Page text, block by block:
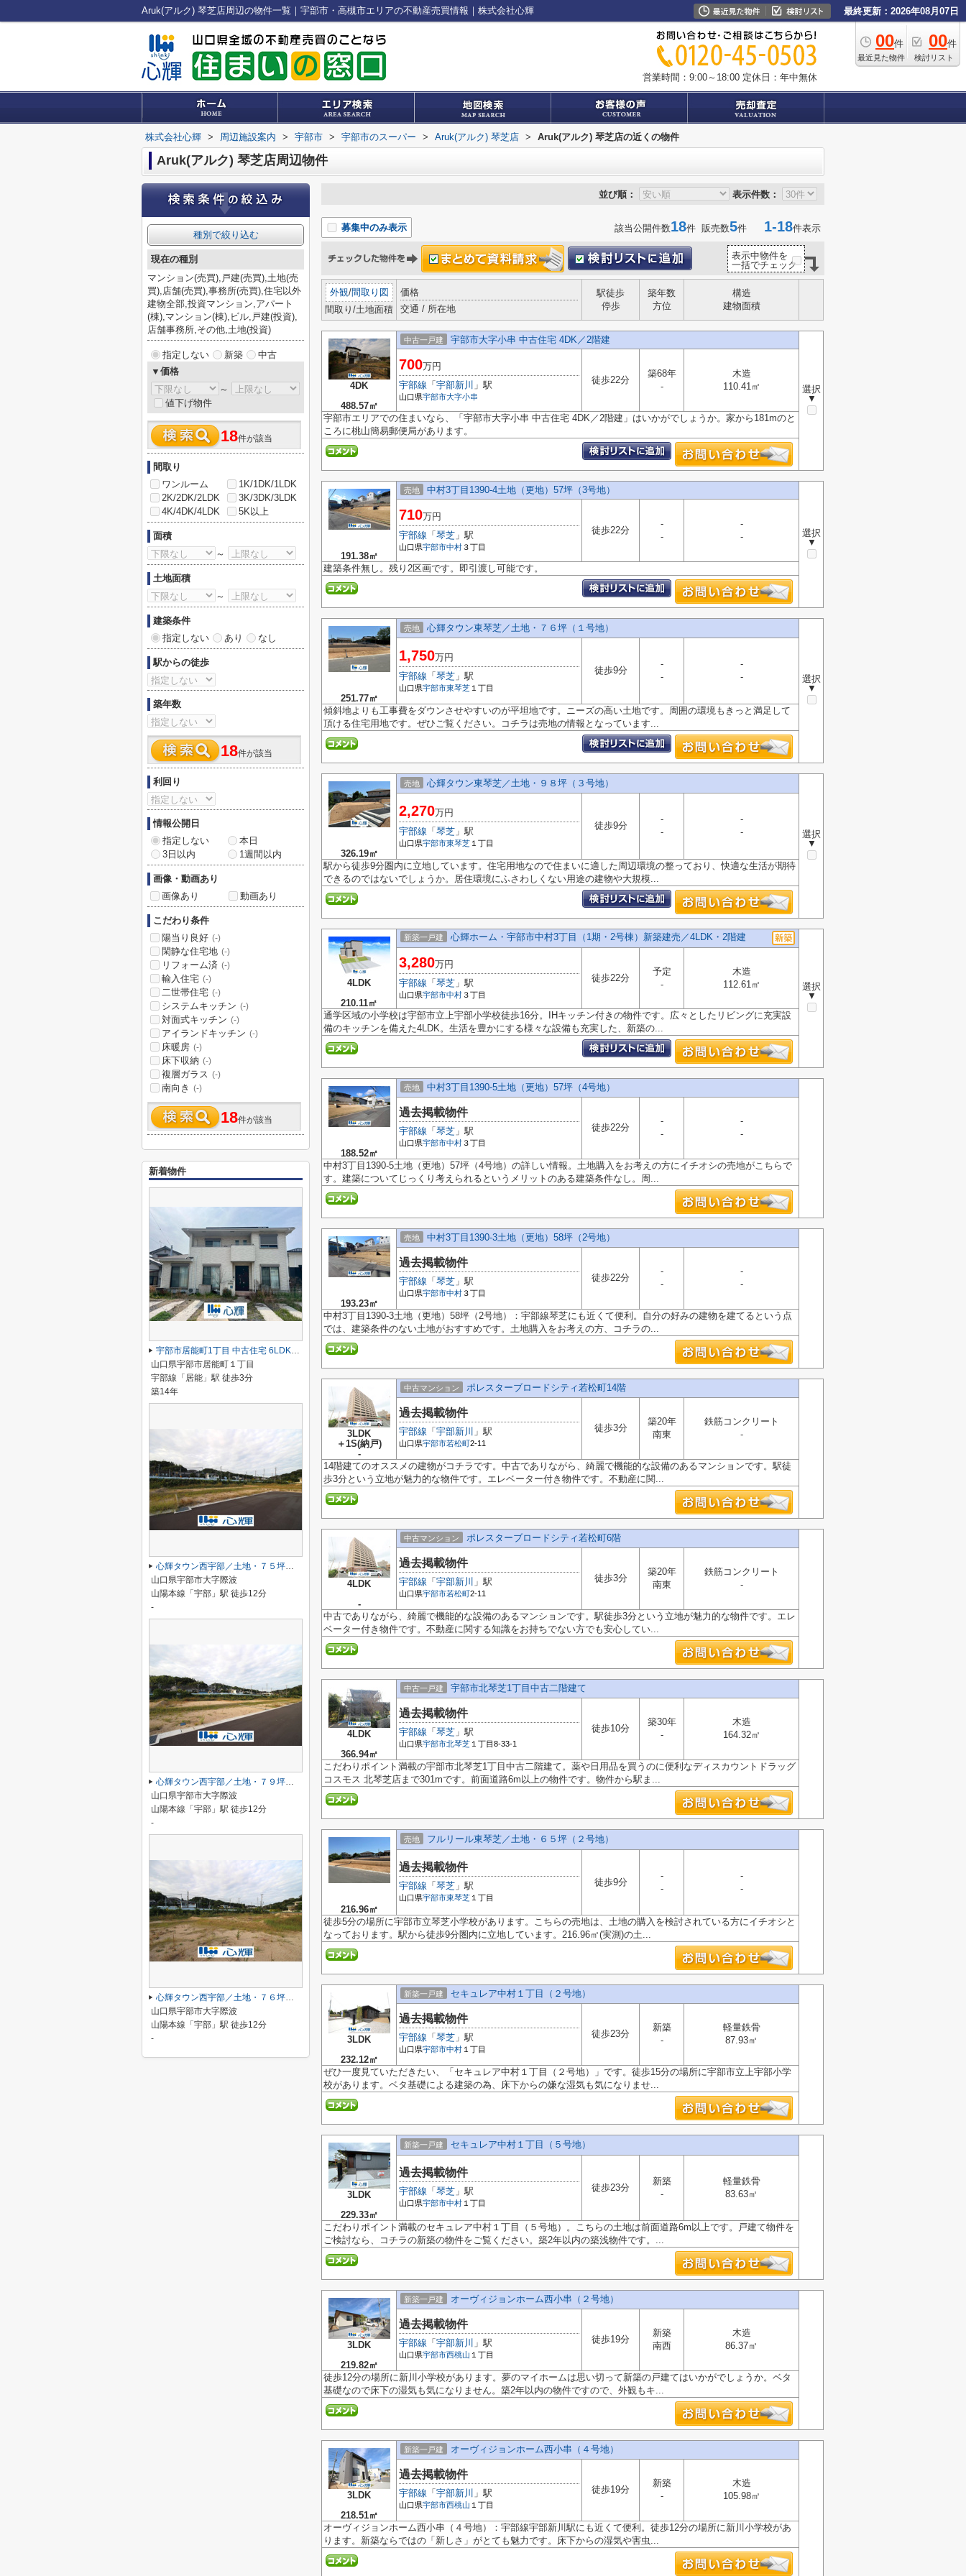
Aruk(アルク) 琴芝店周辺の物件一覧｜宇部市・高槻市エリアの不動産売買情報｜株式会社心輝 最終更新：2026年08月07日
00件
最近見た物件
00件
検討リスト
営業時間：9:00～18:00 定休日：年中無休
株式会社心輝 > 周辺施設案内 > 宇部市 > 宇部市のスーパー > Aruk(アルク) 琴芝店 > Aruk(アルク) 琴芝店の近くの物件
Aruk(アルク) 琴芝店周辺物件
並び順： 表示件数：
募集中のみ表示 該当公開件数18件 販売数5件 1-18件表示
表示中物件を
一括でチェック
外観/間取り図
間取り/土地面積
価格
交通 / 所在地
駅徒歩
停歩
築年数
方位
構造
建物面積
4DK
488.57㎡
中古一戸建 宇部市大字小串 中古住宅 4DK／2階建
選択
▼
700万円
宇部線 「 宇部新川 」駅
山口県宇部市大字小串
徒歩22分
築68年
-
木造
110.41㎡
宇部市エリアでの住まいなら、「宇部市大字小串 中古住宅 4DK／2階建」はいかがでしょうか。家から181mのと
ころに桃山簡易郵便局があります。
191.38㎡
売地 中村3丁目1390-4土地（更地）57坪（3号地）
選択
▼
710万円
宇部線 「 琴芝 」駅
山口県宇部市中村３丁目
徒歩22分
-
-
-
-
建築条件無し。残り2区画です。即引渡し可能です。
251.77㎡
売地 心輝タウン東琴芝／土地・７６坪（１号地）
選択
▼
1,750万円
宇部線 「 琴芝 」駅
山口県宇部市東琴芝 １丁目
徒歩9分
-
-
-
-
傾斜地よりも工事費をダウンさせやすいのが平坦地です。ニーズの高い土地です。周囲の環境もきっと満足して
頂ける住宅用地です。ぜひご覧ください。コチラは売地の情報となっています...
326.19㎡
売地 心輝タウン東琴芝／土地・９８坪（３号地）
選択
▼
2,270万円
宇部線 「 琴芝 」駅
山口県宇部市東琴芝 １丁目
徒歩9分
-
-
-
-
駅から徒歩9分圏内に立地しています。住宅用地なので住まいに適した周辺環境の整っており、快適な生活が期待
できるのではないでしょうか。居住環境にふさわしくない用途の建物や大規模...
4LDK
210.11㎡
新築一戸建 心輝ホーム・宇部市中村3丁目（1期・2号棟）新築建売／4LDK・2階建
選択
▼
3,280万円
宇部線 「 琴芝 」駅
山口県宇部市中村３丁目
徒歩22分
予定
-
木造
112.61㎡
通学区域の小学校は宇部市立上宇部小学校徒歩16分。IHキッチン付きの物件です。広々としたリビングに充実設
備のキッチンを備えた4LDK。生活を豊かにする様々な設備も充実した、新築の...
188.52㎡
売地 中村3丁目1390-5土地（更地）57坪（4号地）
過去掲載物件
宇部線 「 琴芝 」駅
山口県宇部市中村３丁目
徒歩22分
-
-
-
-
中村3丁目1390-5土地（更地）57坪（4号地）の詳しい情報。土地購入をお考えの方にイチオシの売地がこちらで
す。建築についてじっくり考えられるというメリットのある建築条件なし。周...
193.23㎡
売地 中村3丁目1390-3土地（更地）58坪（2号地）
過去掲載物件
宇部線 「 琴芝 」駅
山口県宇部市中村３丁目
徒歩22分
-
-
-
-
中村3丁目1390-3土地（更地）58坪（2号地）：宇部線琴芝にも近くて便利。自分の好みの建物を建てるという点
では、建築条件のない土地がおすすめです。土地購入をお考えの方、コチラの...
3LDK
＋1S(納戸)
-
中古マンション ポレスターブロードシティ若松町14階
過去掲載物件
宇部線 「 宇部新川 」駅
山口県宇部市若松町2-11
徒歩3分
築20年
南東
鉄筋コンクリート
-
14階建てのオススメの建物がコチラです。中古でありながら、綺麗で機能的な設備のあるマンションです。駅徒
歩3分という立地が魅力的な物件です。エレベーター付き物件です。不動産に関...
4LDK
-
中古マンション ポレスターブロードシティ若松町6階
過去掲載物件
宇部線 「 宇部新川 」駅
山口県宇部市若松町2-11
徒歩3分
築20年
南東
鉄筋コンクリート
-
中古でありながら、綺麗で機能的な設備のあるマンションです。駅徒歩3分という立地が魅力的な物件です。エレ
ベーター付き物件です。不動産に関する知識をお持ちでない方でも安心してい...
4LDK
366.94㎡
中古一戸建 宇部市北琴芝1丁目中古二階建て
過去掲載物件
宇部線 「 琴芝 」駅
山口県宇部市北琴芝 １丁目8-33-1
徒歩10分
築30年
-
木造
164.32㎡
こだわりポイント満載の宇部市北琴芝1丁目中古二階建て。薬や日用品を買うのに便利なディスカウントドラッグ
コスモス 北琴芝店まで301mです。前面道路6m以上の物件です。物件から駅ま...
216.96㎡
売地 フルリール東琴芝／土地・６５坪（２号地）
過去掲載物件
宇部線 「 琴芝 」駅
山口県宇部市東琴芝 １丁目
徒歩9分
-
-
-
-
徒歩5分の場所に宇部市立琴芝小学校があります。こちらの売地は、土地の購入を検討されている方にイチオシと
なっております。駅から徒歩9分圏内に立地しています。216.96㎡(実測)の土...
3LDK
232.12㎡
新築一戸建 セキュレア中村１丁目（２号地）
過去掲載物件
宇部線 「 琴芝 」駅
山口県宇部市中村 １丁目
徒歩23分
新築
-
軽量鉄骨
87.93㎡
ぜひ一度見ていただきたい、「セキュレア中村１丁目（２号地）」です。徒歩15分の場所に宇部市立上宇部小学
校があります。ベタ基礎による建築の為、床下からの嫌な湿気も気になりませ...
3LDK
229.33㎡
新築一戸建 セキュレア中村１丁目（５号地）
過去掲載物件
宇部線 「 琴芝 」駅
山口県宇部市中村 １丁目
徒歩23分
新築
-
軽量鉄骨
83.63㎡
こだわりポイント満載のセキュレア中村１丁目（５号地）。こちらの土地は前面道路6m以上です。戸建て物件を
ご検討なら、コチラの新築の物件をご覧ください。築2年以内の築浅物件です。...
3LDK
219.82㎡
新築一戸建 オーヴィジョンホーム西小串（２号地）
過去掲載物件
宇部線 「 宇部新川 」駅
山口県宇部市西桃山 １丁目
徒歩19分
新築
南西
木造
86.37㎡
徒歩12分の場所に新川小学校があります。夢のマイホームは思い切って新築の戸建てはいかがでしょうか。ベタ
基礎なので床下の湿気も気になりません。築2年以内の物件ですので、外観もキ...
3LDK
218.51㎡
新築一戸建 オーヴィジョンホーム西小串（４号地）
過去掲載物件
宇部線 「 宇部新川 」駅
山口県宇部市西桃山 １丁目
徒歩19分
新築
-
木造
105.98㎡
オーヴィジョンホーム西小串（４号地）：宇部線宇部新川駅にも近くて便利。徒歩12分の場所に新川小学校があ
ります。新築ならではの「新しさ」がとても魅力です。床下からの湿気や害虫...
種別で絞り込む
現在の種別
マンション(売買),戸建(売買),土地(売
買),店舗(売買),事務所(売買),住宅以外
建物全部,投資マンション,アパート
(棟),マンション(棟),ビル,戸建(投資),
店舗事務所,その他,土地(投資)
指定しない 新築
中古
▼価格
～
値下げ物件
18件が該当
間取り
ワンルーム
1K/1DK/1LDK
2K/2DK/2LDK
3K/3DK/3LDK
4K/4DK/4LDK
5K以上
面積
～
土地面積
～
建築条件
指定しない
あり なし
駅からの徒歩
築年数
18件が該当
利回り
情報公開日
指定しない
本日
3日以内
1週間以内
画像・動画あり
画像あり
動画あり
こだわり条件
陽当り良好 (-)
閑静な住宅地 (-)
リフォーム済 (-)
輸入住宅 (-)
二世帯住宅 (-)
システムキッチン (-)
対面式キッチン (-)
アイランドキッチン (-)
床暖房 (-)
床下収納 (-)
複層ガラス (-)
南向き (-)
18件が該当
新着物件
宇部市居能町1丁目 中古住宅 6LDK／2階建
山口県宇部市居能町１丁目
宇部線「居能」駅 徒歩3分
築14年
心輝タウン西宇部／土地・７５坪（９号地）
山口県宇部市大字際波
山陽本線「宇部」駅 徒歩12分
-
心輝タウン西宇部／土地・７９坪（１１号地）
山口県宇部市大字際波
山陽本線「宇部」駅 徒歩12分
-
心輝タウン西宇部／土地・７６坪（８号地）
山口県宇部市大字際波
山陽本線「宇部」駅 徒歩12分
-